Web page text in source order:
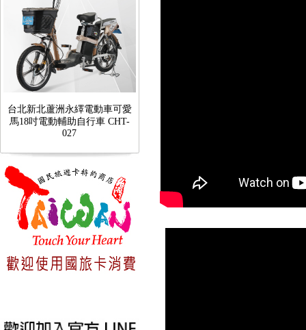
台北新北蘆洲永繹電動車可愛
馬18吋電動輔助自行車 CHT-